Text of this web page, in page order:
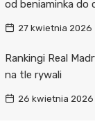
od beniaminka do
27 kwietnia 2026
Rankingi Real
na tle rywali
26 kwietnia 2026